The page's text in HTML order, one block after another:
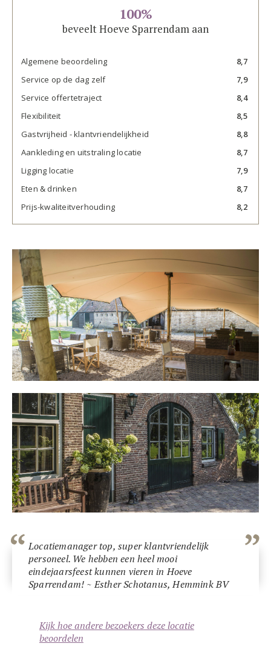
100%
beveelt Hoeve Sparrendam aan
Algemene beoordeling
8,7
Service op de dag zelf
7,9
Service offertetraject
8,4
Flexibiliteit
8,5
Gastvrijheid - klantvriendelijkheid
8,8
Aankleding en uitstraling locatie
8,7
Ligging locatie
7,9
Eten & drinken
8,7
Prijs-kwaliteitverhouding
8,2
Locatiemanager top, super klantvriendelijk
personeel. We hebben een heel mooi
eindejaarsfeest kunnen vieren in Hoeve
Sparrendam! ~ Esther Schotanus, Hemmink BV
Kijk hoe andere bezoekers deze locatie
beoordelen